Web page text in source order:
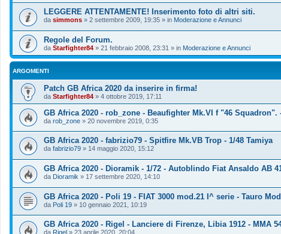
LEGGERE ATTENTAMENTE! Inserimento foto di altri siti.
da simmons » 2 settembre 2009, 19:35 » in Moderazione e Annunci
Regole del Forum.
da Starfighter84 » 21 febbraio 2008, 23:31 » in Moderazione e Annunci
ARGOMENTI
Patch GB Africa 2020 da inserire in firma!
da Starfighter84 » 4 ottobre 2019, 17:11
GB Africa 2020 - rob_zone - Beaufighter Mk.VI f "46 Squadron".
da rob_zone » 20 novembre 2019, 0:35
GB Africa 2020 - fabrizio79 - Spitfire Mk.VB Trop - 1/48 Tamiya
da fabrizio79 » 14 maggio 2020, 15:12
GB Africa 2020 - Dioramik - 1/72 - Autoblindo Fiat Ansaldo AB
da Dioramik » 17 settembre 2020, 14:10
GB Africa 2020 - Poli 19 - FIAT 3000 mod.21 I^ serie - Tauro
da Poli 19 » 10 gennaio 2021, 10:19
GB Africa 2020 - Rigel - Lanciere di Firenze, Libia 1912 - MMA
da Rigel » 23 aprile 2020, 20:04